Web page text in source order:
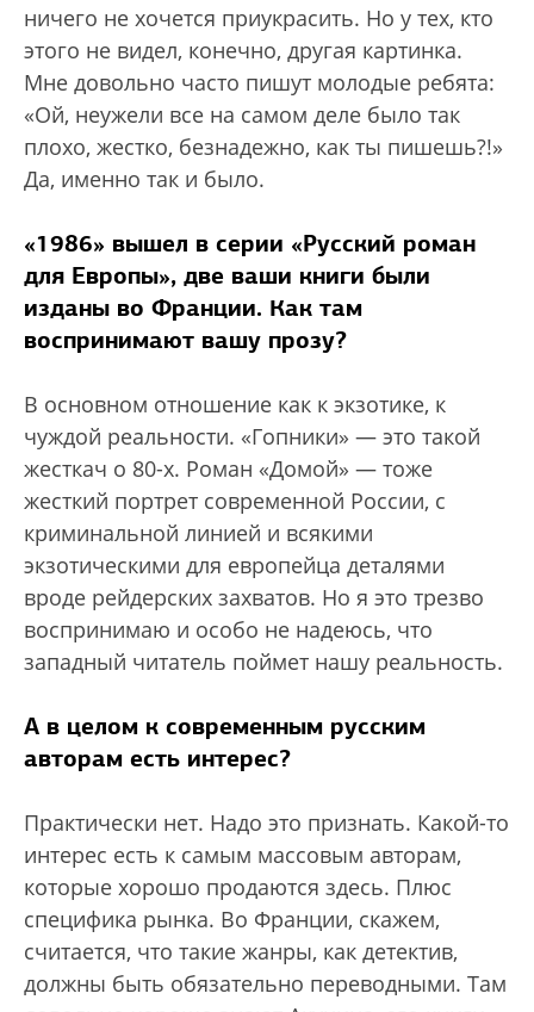
ничего не хочется приукрасить. Но у тех, кто
этого не видел, конечно, другая картинка.
Мне довольно часто пишут молодые ребята:
«Ой, неужели все на самом деле было так
плохо, жестко, безнадежно, как ты пишешь?!»
Да, именно так и было.
«1986» вышел в серии «Русский роман
для Европы», две ваши книги были
изданы во Франции. Как там
воспринимают вашу прозу?
В основном отношение как к экзотике, к
чуждой реальности. «Гопники» — это такой
жесткач о 80-х. Роман «Домой» — тоже
жесткий портрет современной России, с
криминальной линией и всякими
экзотическими для европейца деталями
вроде рейдерских захватов. Но я это трезво
воспринимаю и особо не надеюсь, что
западный читатель поймет нашу реальность.
А в целом к современным русским
авторам есть интерес?
Практически нет. Надо это признать. Какой-то
интерес есть к самым массовым авторам,
которые хорошо продаются здесь. Плюс
специфика рынка. Во Франции, скажем,
считается, что такие жанры, как детектив,
должны быть обязательно переводными. Там